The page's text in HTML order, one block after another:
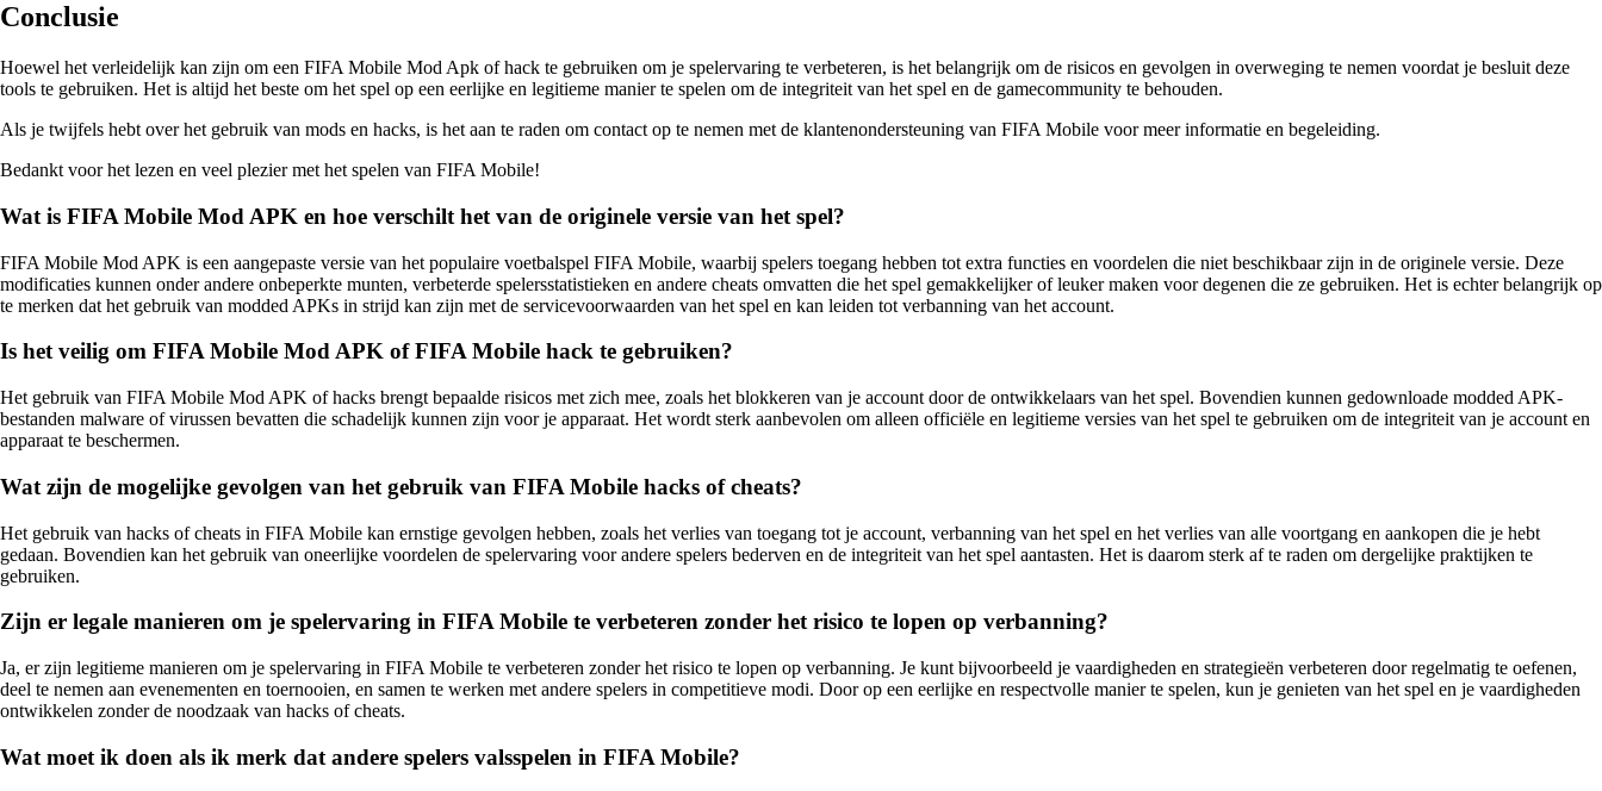
Conclusie
Hoewel het verleidelijk kan zijn om een FIFA Mobile Mod Apk of hack te gebruiken om je spelervaring te verbeteren, is het belangrijk om de risicos en gevolgen in overweging te nemen voordat je besluit deze
tools te gebruiken. Het is altijd het beste om het spel op een eerlijke en legitieme manier te spelen om de integriteit van het spel en de gamecommunity te behouden.
Als je twijfels hebt over het gebruik van mods en hacks, is het aan te raden om contact op te nemen met de klantenondersteuning van FIFA Mobile voor meer informatie en begeleiding.
Bedankt voor het lezen en veel plezier met het spelen van FIFA Mobile!
Wat is FIFA Mobile Mod APK en hoe verschilt het van de originele versie van het spel?
FIFA Mobile Mod APK is een aangepaste versie van het populaire voetbalspel FIFA Mobile, waarbij spelers toegang hebben tot extra functies en voordelen die niet beschikbaar zijn in de originele versie. Deze
modificaties kunnen onder andere onbeperkte munten, verbeterde spelersstatistieken en andere cheats omvatten die het spel gemakkelijker of leuker maken voor degenen die ze gebruiken. Het is echter belangrijk op
te merken dat het gebruik van modded APKs in strijd kan zijn met de servicevoorwaarden van het spel en kan leiden tot verbanning van het account.
Is het veilig om FIFA Mobile Mod APK of FIFA Mobile hack te gebruiken?
Het gebruik van FIFA Mobile Mod APK of hacks brengt bepaalde risicos met zich mee, zoals het blokkeren van je account door de ontwikkelaars van het spel. Bovendien kunnen gedownloade modded APK-
bestanden malware of virussen bevatten die schadelijk kunnen zijn voor je apparaat. Het wordt sterk aanbevolen om alleen officiële en legitieme versies van het spel te gebruiken om de integriteit van je account en
apparaat te beschermen.
Wat zijn de mogelijke gevolgen van het gebruik van FIFA Mobile hacks of cheats?
Het gebruik van hacks of cheats in FIFA Mobile kan ernstige gevolgen hebben, zoals het verlies van toegang tot je account, verbanning van het spel en het verlies van alle voortgang en aankopen die je hebt
gedaan. Bovendien kan het gebruik van oneerlijke voordelen de spelervaring voor andere spelers bederven en de integriteit van het spel aantasten. Het is daarom sterk af te raden om dergelijke praktijken te
gebruiken.
Zijn er legale manieren om je spelervaring in FIFA Mobile te verbeteren zonder het risico te lopen op verbanning?
Ja, er zijn legitieme manieren om je spelervaring in FIFA Mobile te verbeteren zonder het risico te lopen op verbanning. Je kunt bijvoorbeeld je vaardigheden en strategieën verbeteren door regelmatig te oefenen,
deel te nemen aan evenementen en toernooien, en samen te werken met andere spelers in competitieve modi. Door op een eerlijke en respectvolle manier te spelen, kun je genieten van het spel en je vaardigheden
ontwikkelen zonder de noodzaak van hacks of cheats.
Wat moet ik doen als ik merk dat andere spelers valsspelen in FIFA Mobile?